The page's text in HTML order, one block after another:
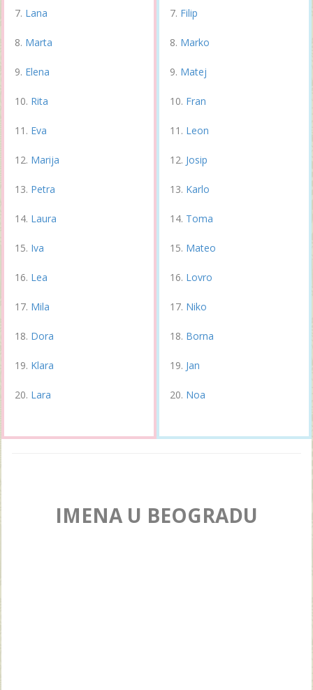
Lana
Marta
Elena
Rita
Eva
Marija
Petra
Laura
Iva
Lea
Mila
Dora
Klara
Lara
Filip
Marko
Matej
Fran
Leon
Josip
Karlo
Toma
Mateo
Lovro
Niko
Borna
Jan
Noa
IMENA U BEOGRADU